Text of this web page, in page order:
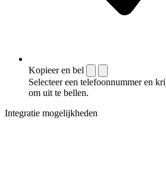
Kopieer en bel
Selecteer een telefoonnummer en
om uit te bellen.
Integratie mogelijkheden